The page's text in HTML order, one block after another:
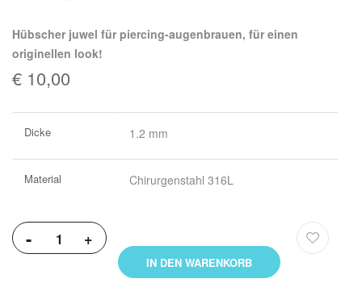
Hübscher juwel für piercing-augenbrauen, für einen
originellen look!
€ 10,00
Informationen
Dicke 1.2 mm
Material Chirurgenstahl 316L
- +
IN DEN WARENKORB